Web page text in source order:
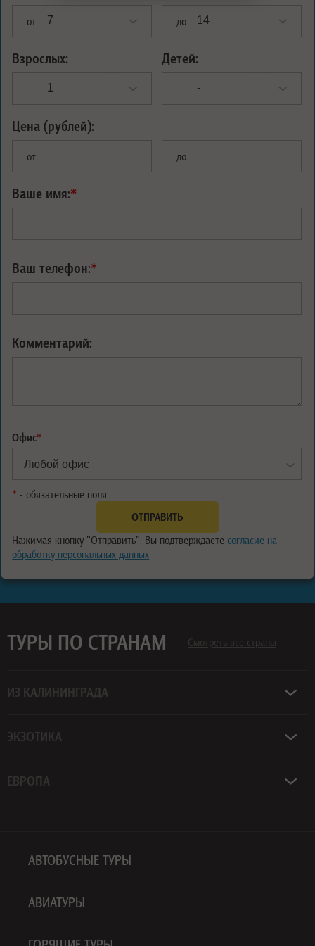
от до
Взрослых: Детей:
Цена (рублей):
от до
Ваше имя:*
Ваш телефон:*
Комментарий:
Офис*
* - обязательные поля
Нажимая кнопку "Отправить", Вы подтверждаете согласие на
обработку персональных данных
ТУРЫ ПО СТРАНАМ Смотреть все страны
ИЗ КАЛИНИНГРАДА
ЭКЗОТИКА
ЕВРОПА
АВТОБУСНЫЕ ТУРЫ
АВИАТУРЫ